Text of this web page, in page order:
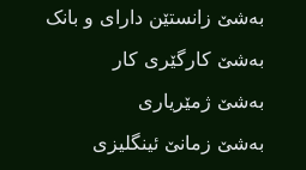
بەشێ زانستێن دارای و بانک
بەشێ کارگێری کار
بەشێ ژمێریاری
بەشێ زمانێ ‌‌ئینگلیزی